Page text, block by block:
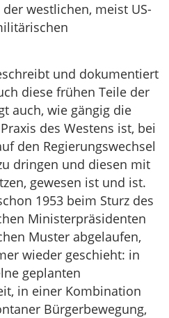
westlichen, meist US-
und dokumentiert
diese frühen Teile der
auch, wie gängig die
des Westens ist, bei
den Regierungswechsel
dringen und diesen mit
gewesen ist und ist.
1953 beim Sturz des
Ministerpräsidenten
Muster abgelaufen,
wieder geschieht: in
geplanten
in einer Kombination
Bürgerbewegung,